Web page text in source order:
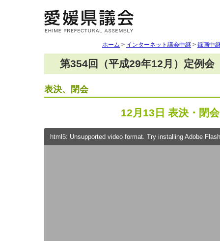
ホーム > インターネット議会中継 > 録画中
第354回（平成29年12月）定例会
表決、閉会
12月13日 表決・閉会
html5: Unsupported video format. Try installing Adobe